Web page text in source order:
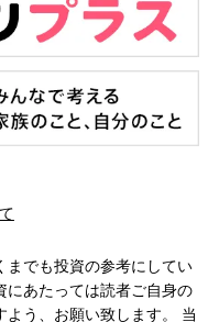
までも投資の参考にしてい
にあたっては読者ご自身の
う、お願い致します。 当